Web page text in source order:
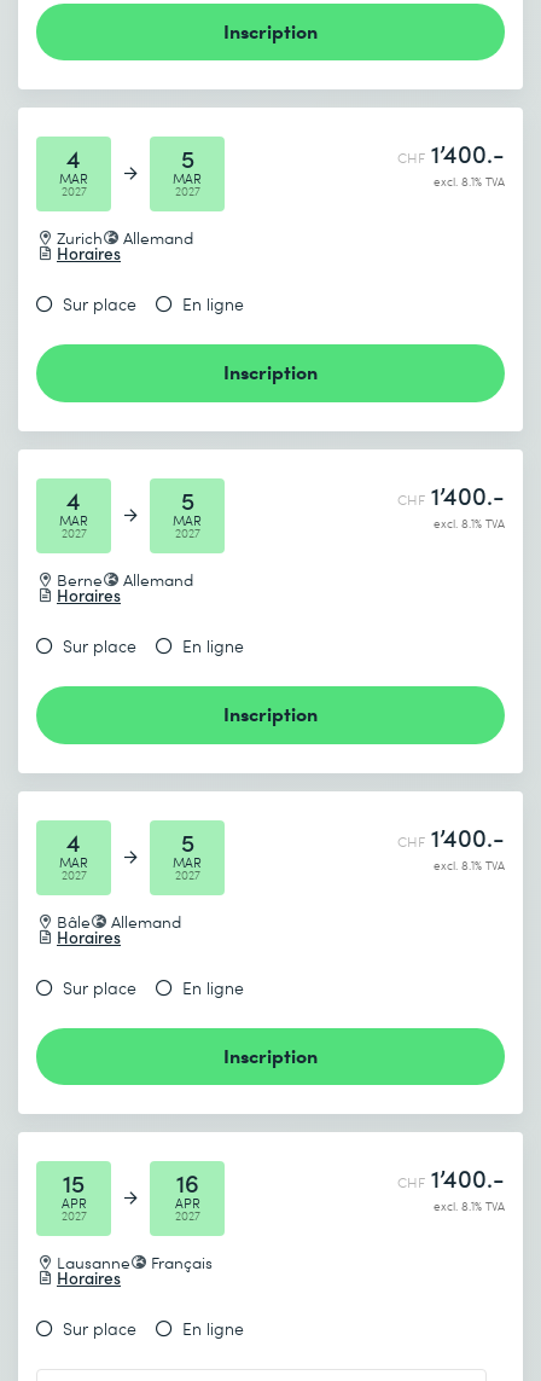
Inscription
4
MAR
2027
5
MAR
2027
Zurich Allemand
Horaires
CHF 1’400.-
excl. 8.1% TVA
Sur place En ligne
Inscription
4
MAR
2027
5
MAR
2027
Berne Allemand
Horaires
CHF 1’400.-
excl. 8.1% TVA
Sur place En ligne
Inscription
4
MAR
2027
5
MAR
2027
Bâle Allemand
Horaires
CHF 1’400.-
excl. 8.1% TVA
Sur place En ligne
Inscription
15
APR
2027
16
APR
2027
Lausanne Français
Horaires
CHF 1’400.-
excl. 8.1% TVA
Sur place En ligne